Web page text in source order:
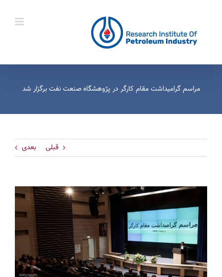
مراسم گرامیداشت مقام کارگر در پژوهشگاه صنعت نفت برگزار شد
قبلی بعدی
View
Image